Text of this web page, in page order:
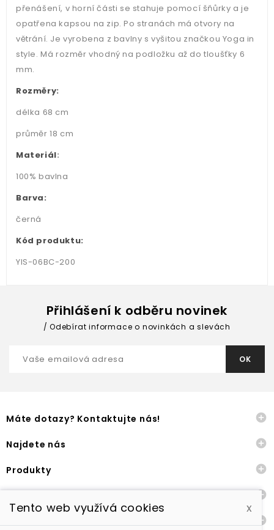
přenášení, v horní části se stahuje pomocí šňůrky a je
opatřena kapsou na zip. Po stranách má otvory na
větrání. Je vyrobena z bavlny s vyšitou značkou Yoga in
style. Má rozměr vhodný na podložku až do tloušťky 6
mm.
Rozměry:
délka 68 cm
průměr 18 cm
Materiál:
100% bavlna
Barva:
černá
Kód produktu:
YIS-06BC-200
Přihlášení k odběru novinek
Odebírat informace o novinkách a slevách
Máte dotazy? Kontaktujte nás! 
Najdete nás 
Produkty 


Tento web využívá cookies x